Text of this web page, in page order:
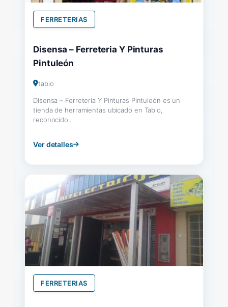
FERRETERIAS
Disensa – Ferreteria Y Pinturas
Pintuleón
tabio
Disensa – Ferreteria Y Pinturas Pintuleón es un
tienda de herramientas ubicado en Tabio,
reconocido...
Ver detalles
FERRETERIAS